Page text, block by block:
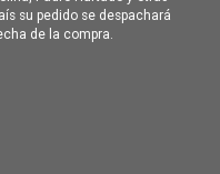
su pedido se despachará
de la compra.